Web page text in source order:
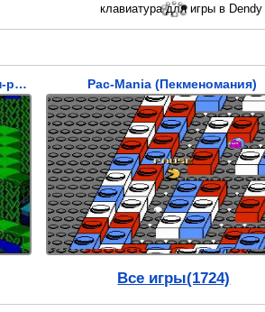
Snake Rattle 'n Roll (Змеиный Рок-н-ролл) Pac-Mania (Пекменомания)
Все игры(1724)